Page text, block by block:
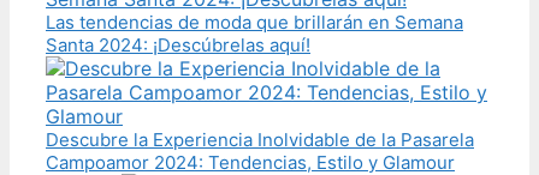
Las tendencias de moda que brillarán en Semana
Santa 2024: ¡Descúbrelas aquí!
Descubre la Experiencia Inolvidable de la Pasarela
Campoamor 2024: Tendencias, Estilo y Glamour